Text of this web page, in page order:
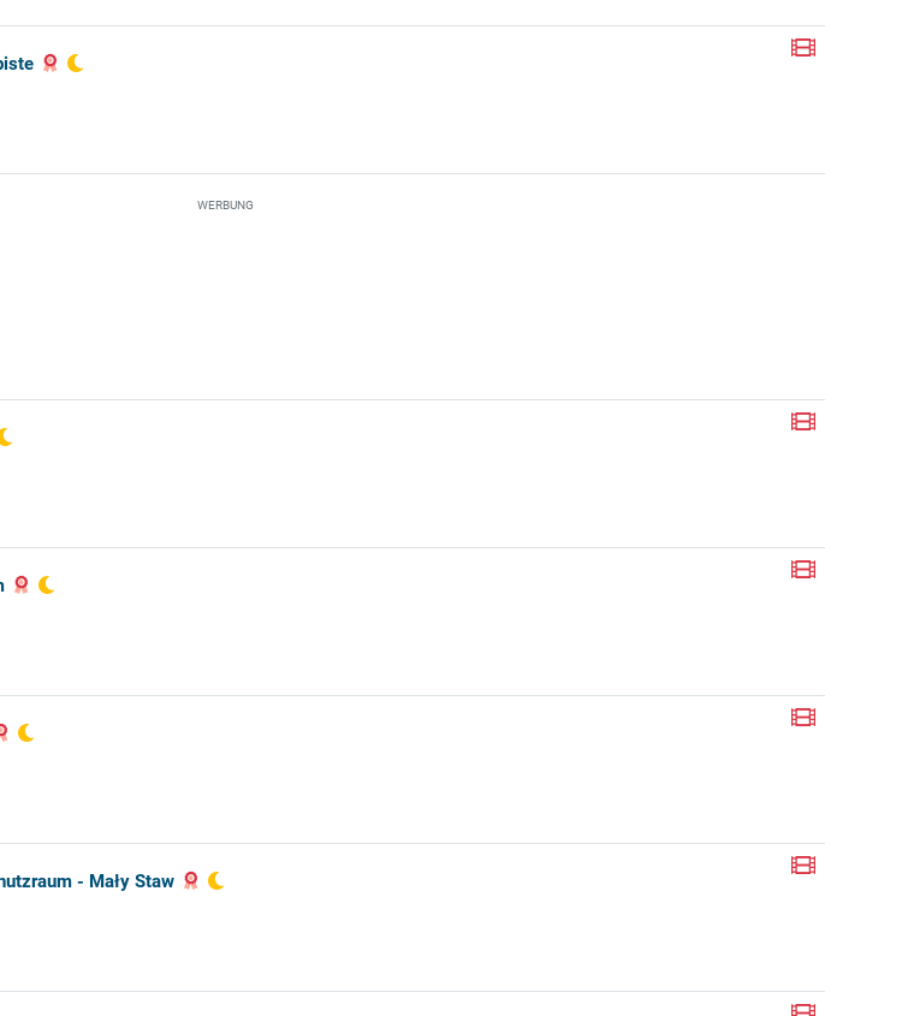
WERBUNG
- Mały Staw